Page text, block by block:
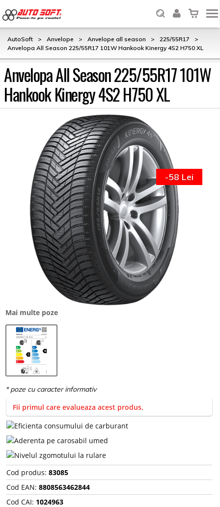
AutoSoft > Anvelope > Anvelope all season > 225/55R17
>
Anvelopa All Season 225/55R17 101W Hankook Kinergy 4S2 H750 XL
Anvelopa All Season 225/55R17 101W
Hankook Kinergy 4S2 H750 XL
Mai multe poze
-58 Lei
Fii primul care evalueaza acest produs.
Cod produs: 83085
Cod EAN: 8808563462844
Cod CAI: 1024963